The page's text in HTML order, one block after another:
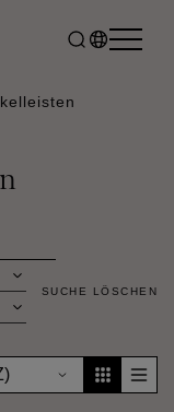
SUCHE LÖSCHEN